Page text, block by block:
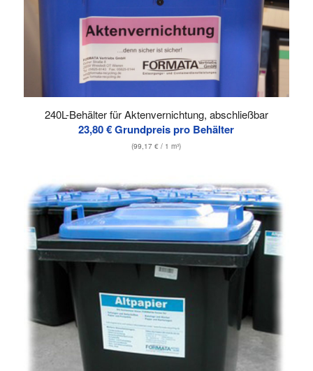
240L-Behälter für Aktenvernichtung, abschließbar
23,80€ Grundpreis pro Behälter
(99,17€ / 1 m³)